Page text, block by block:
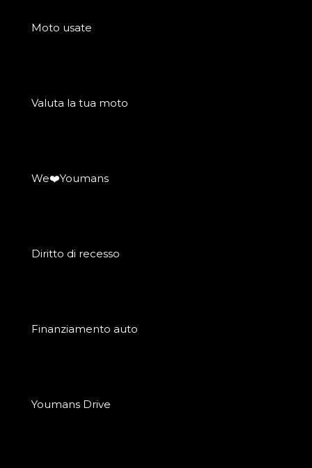
Moto usate
Valuta la tua moto
We❤️Youmans
Diritto di recesso
Finanziamento auto
Youmans Drive